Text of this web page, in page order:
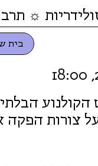
בית
☼
הקולנוע
צורות הפקה